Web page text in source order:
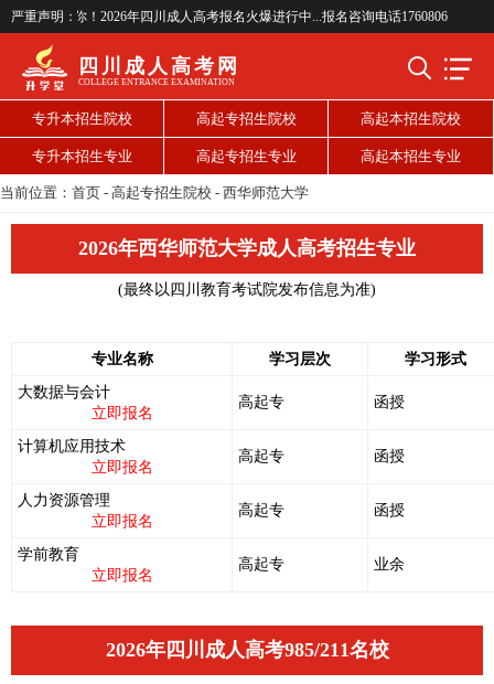
严重声明：
考网欢迎你！2026年四川成人高考报名火爆进行中...报名咨询电话17608065237(微
四川成人高考网
COLLEGE ENTRANCE EXAMINATION
专升本招生院校 高起专招生院校 高起本招生院校
专升本招生专业 高起专招生专业 高起本招生专业
当前位置： 首页 - 高起专招生院校 - 西华师范大学
2026年西华师范大学成人高考招生专业
(最终以四川教育考试院发布信息为准)
专业名称 学习层次
学习形式
大数据与会计
立即报名
高起专 函授
计算机应用技术
立即报名
高起专 函授
人力资源管理
立即报名
高起专 函授
学前教育
立即报名
高起专 业余
2026年四川成人高考985/211名校